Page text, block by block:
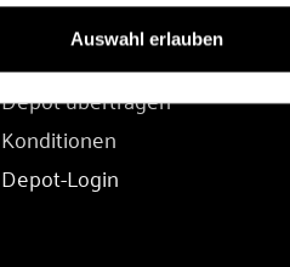
Auswahl erlauben
DEPOT
Depot übertragen
Konditionen
Depot-Login